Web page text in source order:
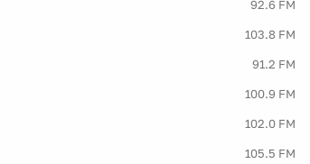
92.6 FM
103.8 FM
91.2 FM
100.9 FM
102.0 FM
105.5 FM